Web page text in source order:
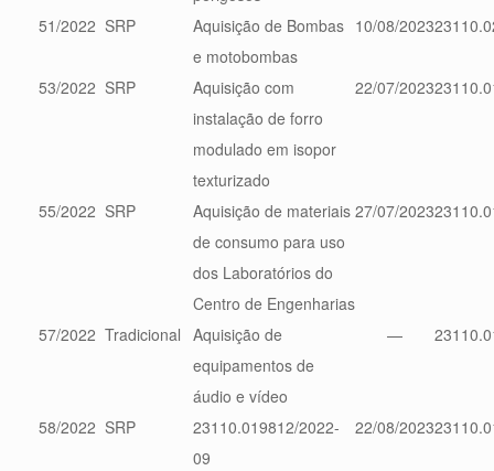
51/2022 SRP
Aquisição de Bombas
e motobombas
10/08/2023
53/2022 SRP
Aquisição com
instalação de forro
modulado em isopor
texturizado
22/07/2023
55/2022 SRP
Aquisição de materiais
de consumo para uso
dos Laboratórios do
Centro de Engenharias
27/07/2023
57/2022 Tradicional Aquisição de
equipamentos de
áudio e vídeo
—
58/2022 SRP
23110.019812/2022-
09
22/08/2023